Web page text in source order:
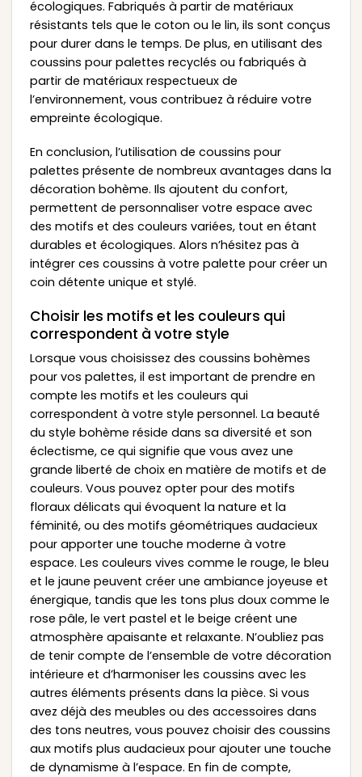
écologiques. Fabriqués à partir de matériaux
résistants tels que le coton ou le lin, ils sont conçus
pour durer dans le temps. De plus, en utilisant des
coussins pour palettes recyclés ou fabriqués à
partir de matériaux respectueux de
l’environnement, vous contribuez à réduire votre
empreinte écologique.
En conclusion, l’utilisation de coussins pour
palettes présente de nombreux avantages dans la
décoration bohème. Ils ajoutent du confort,
permettent de personnaliser votre espace avec
des motifs et des couleurs variées, tout en étant
durables et écologiques. Alors n’hésitez pas à
intégrer ces coussins à votre palette pour créer un
coin détente unique et stylé.
Choisir les motifs et les couleurs qui
correspondent à votre style
Lorsque vous choisissez des coussins bohèmes
pour vos palettes, il est important de prendre en
compte les motifs et les couleurs qui
correspondent à votre style personnel. La beauté
du style bohème réside dans sa diversité et son
éclectisme, ce qui signifie que vous avez une
grande liberté de choix en matière de motifs et de
couleurs. Vous pouvez opter pour des motifs
floraux délicats qui évoquent la nature et la
féminité, ou des motifs géométriques audacieux
pour apporter une touche moderne à votre
espace. Les couleurs vives comme le rouge, le bleu
et le jaune peuvent créer une ambiance joyeuse et
énergique, tandis que les tons plus doux comme le
rose pâle, le vert pastel et le beige créent une
atmosphère apaisante et relaxante. N’oubliez pas
de tenir compte de l’ensemble de votre décoration
intérieure et d’harmoniser les coussins avec les
autres éléments présents dans la pièce. Si vous
avez déjà des meubles ou des accessoires dans
des tons neutres, vous pouvez choisir des coussins
aux motifs plus audacieux pour ajouter une touche
de dynamisme à l’espace. En fin de compte,